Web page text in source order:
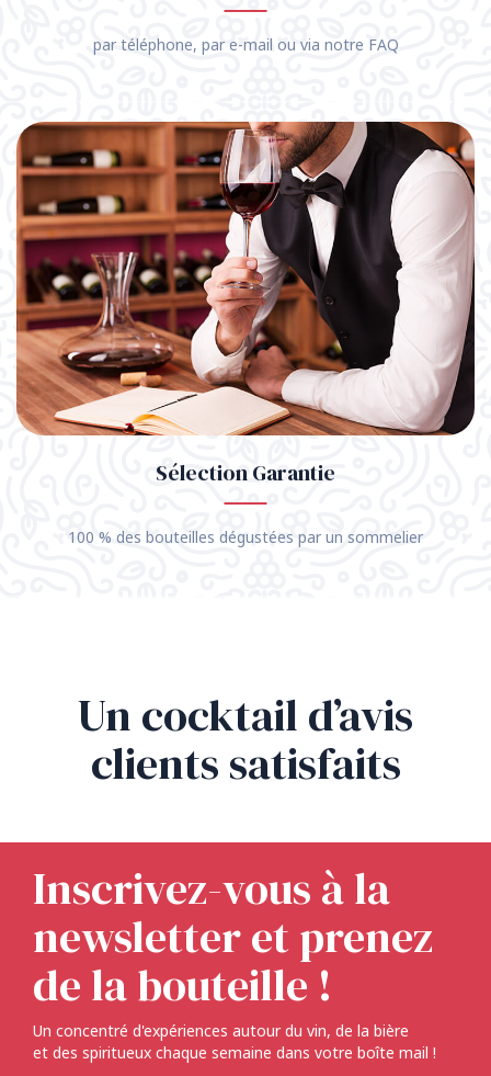
par téléphone, par e-mail ou via notre FAQ
Sélection Garantie
100 % des bouteilles dégustées par un sommelier
Un cocktail d’avis
clients satisfaits
Inscrivez-vous à la
newsletter et prenez
de la bouteille !
Un concentré d'expériences autour du vin, de la bière
et des spiritueux chaque semaine dans votre boîte mail !